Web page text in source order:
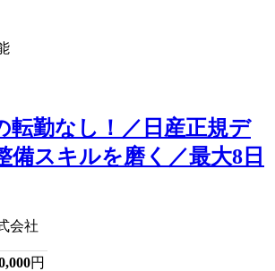
転勤なし！／日産正規デ
備スキルを磨く／最大8日
会社
円